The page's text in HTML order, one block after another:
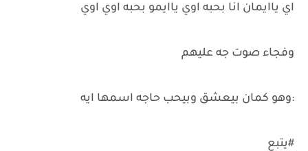
اي ياايمان انا بحبه اوي ياايمو بحبه اوي اوي
وفجاء صوت جه عليهم
:وهو كمان بيعشق وبيحب حاجه اسمها ايه
#يتبع